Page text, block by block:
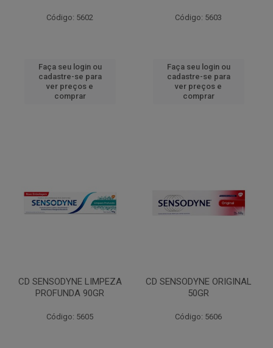
Código: 5602
Faça seu login ou
cadastre-se para
ver preços e
comprar
Código: 5603
Faça seu login ou
cadastre-se para
ver preços e
comprar
CD SENSODYNE LIMPEZA
PROFUNDA 90GR
Código: 5605
CD SENSODYNE ORIGINAL
50GR
Código: 5606